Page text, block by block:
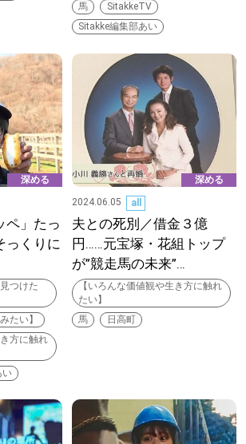
暮らす、あなたとつくる、
の”きっかけ”WEBマガジン
広告掲載
りを見つけたい】
りを見つけたい】
りを見つけたい】
馬
SitakkeTV
Sitakke編集部あい
深める
ペ」たっ
っくりに
つけた
たい】
方に触れ
い
深める
2024.06.05
all
夫との死別／借金３億
円……元宝塚・花組トップ
が”競走馬の未来”…
【いろんな価値観や生き方に触れ
たい】
馬
日高町